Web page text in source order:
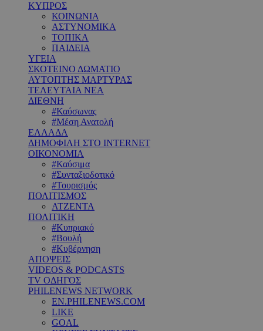
ΚΥΠΡΟΣ
ΚΟΙΝΩΝΙΑ
ΑΣΤΥΝΟΜΙΚΑ
ΤΟΠΙΚΑ
ΠΑΙΔΕΙΑ
ΥΓΕΙΑ
ΣΚΟΤΕΙΝΟ ΔΩΜΑΤΙΟ
ΑΥΤΟΠΤΗΣ ΜΑΡΤΥΡΑΣ
ΤΕΛΕΥΤΑΙΑ ΝΕΑ
ΔΙΕΘΝΗ
#Καύσωνας
#Μέση Ανατολή
ΕΛΛΑΔΑ
ΔΗΜΟΦΙΛΗ ΣΤΟ INTERNET
ΟΙΚΟΝΟΜΙΑ
#Καύσιμα
#Συνταξιοδοτικό
#Τουρισμός
ΠΟΛΙΤΙΣΜΟΣ
ΑΤΖΕΝΤΑ
ΠΟΛΙΤΙΚΗ
#Κυπριακό
#Βουλή
#Κυβέρνηση
ΑΠΟΨΕΙΣ
VIDEOS & PODCASTS
TV ΟΔΗΓΟΣ
PHILENEWS NETWORK
EN.PHILENEWS.COM
LIKE
GOAL